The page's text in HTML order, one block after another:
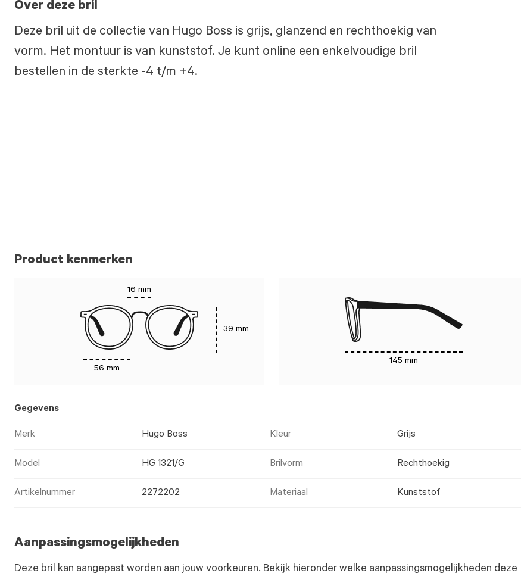
Over deze bril
Deze bril uit de collectie van Hugo Boss is grijs, glanzend en rechthoekig van
vorm. Het montuur is van kunststof. Je kunt online een enkelvoudige bril
bestellen in de sterkte -4 t/m +4.
Product kenmerken
16 mm
56 mm
39 mm
145 mm
Gegevens
Merk Hugo Boss Kleur Grijs
Model HG 1321/G Brilvorm Rechthoekig
Artikelnummer 2272202 Materiaal Kunststof
Aanpassingsmogelijkheden
Deze bril kan aangepast worden aan jouw voorkeuren. Bekijk hieronder welke aanpassingsmogelijkheden deze